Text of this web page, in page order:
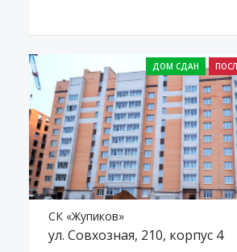
СК «Жупиков»
ул. Совхозная, 210, корпус 4